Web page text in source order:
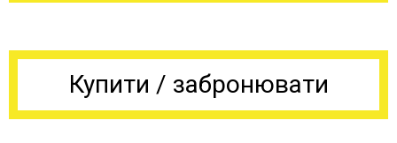
Купити / забронювати